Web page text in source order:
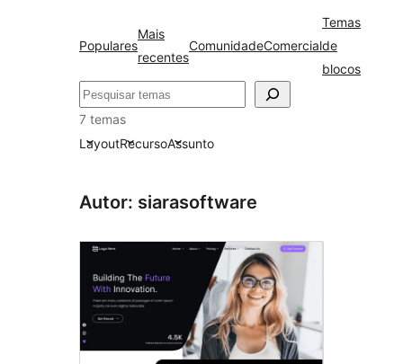
Populares
Mais
recentes
ComunidadeComercial
Temas
de
blocos
Pesquisar
7 temas
LayoutRecursoAssunto
Autor: siarasoftware